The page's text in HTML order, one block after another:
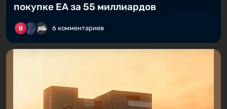
покупке EA за 55 миллиардов
6 комментариев